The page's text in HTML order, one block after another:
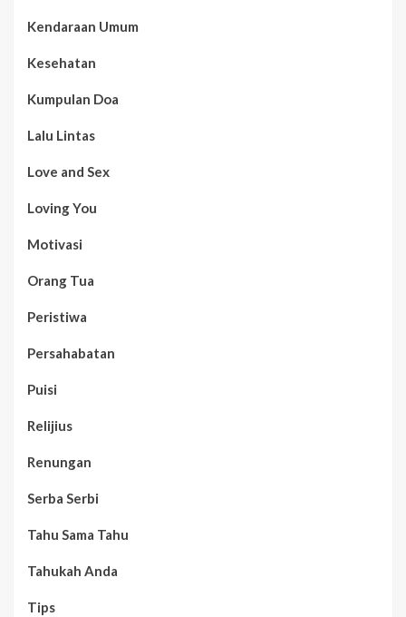
Kendaraan Umum
Kesehatan
Kumpulan Doa
Lalu Lintas
Love and Sex
Loving You
Motivasi
Orang Tua
Peristiwa
Persahabatan
Puisi
Relijius
Renungan
Serba Serbi
Tahu Sama Tahu
Tahukah Anda
Tips